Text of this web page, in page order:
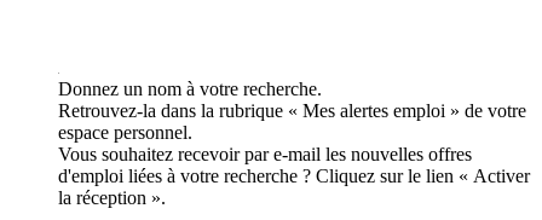
Donnez un nom à votre recherche.
Retrouvez-la dans la rubrique « Mes alertes emploi » de votre
espace personnel.
Vous souhaitez recevoir par e-mail les nouvelles offres
d'emploi liées à votre recherche ? Cliquez sur le lien « Activer
la réception ».